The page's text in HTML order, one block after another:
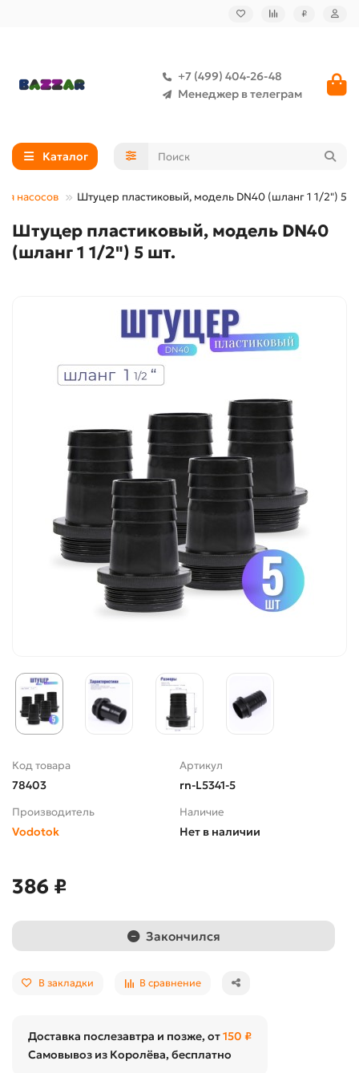
₽
+7 (499) 404-26-48
Менеджер в телеграм
Каталог
насосов Штуцер пластиковый, модель DN40 (шланг 1 1/2") 5
Штуцер пластиковый, модель DN40
(шланг 1 1/2") 5 шт.
Код товара
78403
Артикул
rn-L5341-5
Производитель
Vodotok
Наличие
Нет в наличии
386 ₽
Закончился
В закладки В сравнение
Доставка послезавтра и позже, от150 ₽
Самовывоз из Королёва, бесплатно